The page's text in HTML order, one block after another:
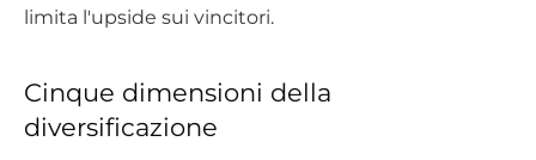
limita l'upside sui vincitori.
Cinque dimensioni della
diversificazione